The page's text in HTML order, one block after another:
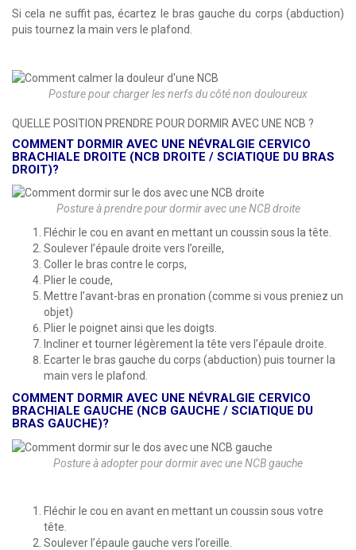
Si cela ne suffit pas, écartez le bras gauche du corps (abduction)
puis tournez la main vers le plafond.
Posture pour charger les nerfs du côté non douloureux
QUELLE POSITION PRENDRE POUR DORMIR AVEC UNE NCB ?
COMMENT DORMIR AVEC UNE NÉVRALGIE CERVICO
BRACHIALE DROITE (NCB DROITE / SCIATIQUE DU BRAS
DROIT)?
Posture à prendre pour dormir avec une NCB droite
Fléchir le cou en avant en mettant un coussin sous la tête.
Soulever l’épaule droite vers l’oreille,
Coller le bras contre le corps,
Plier le coude,
Mettre l’avant-bras en pronation (comme si vous preniez un
objet)
Plier le poignet ainsi que les doigts.
Incliner et tourner légèrement la tête vers l’épaule droite.
Ecarter le bras gauche du corps (abduction) puis tourner la
main vers le plafond.
COMMENT DORMIR AVEC UNE NÉVRALGIE CERVICO
BRACHIALE GAUCHE (NCB GAUCHE / SCIATIQUE DU
BRAS GAUCHE)?
Posture à adopter pour dormir avec une NCB gauche
Fléchir le cou en avant en mettant un coussin sous votre
tête.
Soulever l’épaule gauche vers l’oreille.